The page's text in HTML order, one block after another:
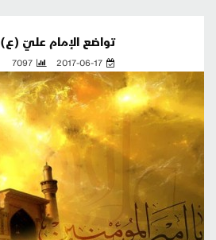
تواضع الإمام عليّ (ع)
2017-06-17
7097